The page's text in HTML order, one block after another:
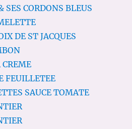
SES CORDONS BLEUS
DE ST JACQUES
CREME
FEUILLETEE
SAUCE TOMATE